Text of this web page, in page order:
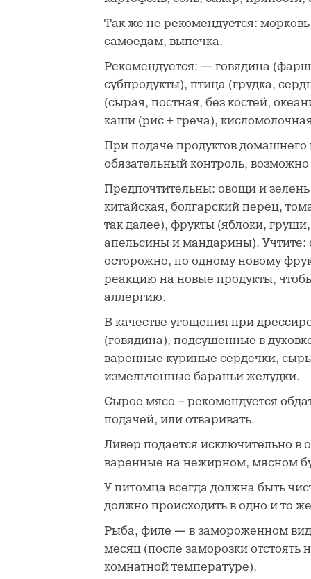
Так же не рекомендуется:
самоедам, выпечка.
Рекомендуется: — говядина (фарш
субпродукты), птица (грудка,
(сырая, постная, без костей,
каши (рис + греча),
При подаче продуктов домашнего
обязательный контроль,
Предпочтительны: овощи и зелень
китайская, болгарский перец,
так далее), фрукты (яблоки,
апельсины и мандарины). Учтите:
осторожно, по одному новому
реакцию на новые продукты,
аллергию.
В качестве угощения при
(говядина), подсушенные в
варенные куриные сердечки,
измельченные бараньи желудки.
Сырое мясо – рекомендуется
подачей, или отваривать.
Ливер подается исключительно в
варенные на нежирном, мясном
У питомца всегда должна быть
должно происходить в одно и то
Рыба, филе — в замороженном
месяц (после заморозки отстоять
комнатной температуре).